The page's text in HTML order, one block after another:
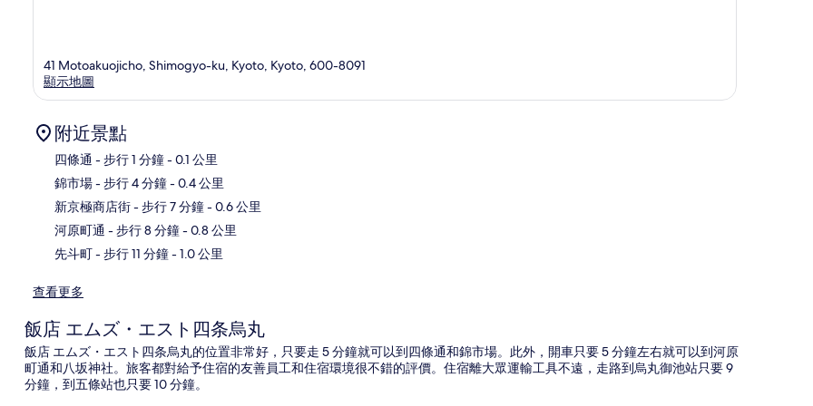
41 Motoakuojicho, Shimogyo-ku, Kyoto, Kyoto, 600-8091
顯示地圖
附近景點
四條通 - 步行 1 分鐘- 0.1 公里
錦市場- 步行 4 分鐘- 0.4 公里
新京極商店街- 步行 7 分鐘- 0.6 公里
河原町通 - 步行 8 分鐘- 0.8 公里
先斗町- 步行 11 分鐘- 1.0 公里
查看更多
飯店 エムズ・エスト四条烏丸
飯店 エムズ・エスト四条烏丸的位置非常好，只要走 5 分鐘就可以到四條通和錦市場。此外，開車只要 5 分鐘左右就可以到河原
町通和八坂神社。旅客都對給予住宿的友善員工和住宿環境很不錯的評價。住宿離大眾運輸工具不遠，走路到烏丸御池站只要 9
分鐘，到五條站也只要 10 分鐘。